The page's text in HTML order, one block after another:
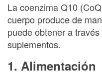
La coenzima Q10
cuerpo produce de
puede obtener a
suplementos.
1. Alimentación